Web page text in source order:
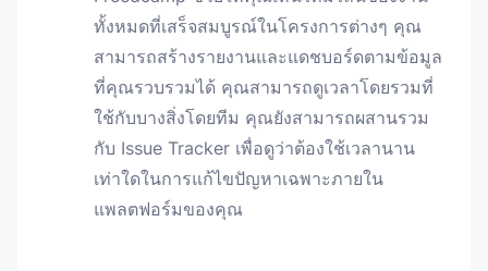
ทั้งหมดที่เสร็จสมบูรณ์ในโครงการต่างๆ คุณ
สามารถสร้างรายงานและแดชบอร์ดตามข้อมูล
ที่คุณรวบรวมได้ คุณสามารถดูเวลาโดยรวมที่
ใช้กับบางสิ่งโดยทีม คุณยังสามารถผสานรวม
กับ Issue Tracker เพื่อดูว่าต้องใช้เวลานาน
เท่าใดในการแก้ไขปัญหาเฉพาะภายใน
แพลตฟอร์มของคุณ